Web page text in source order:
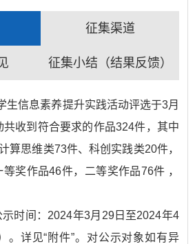
征集渠道
征集小结（结果反馈）
生信息素养提升实践活动评选于3月
共收到符合要求的作品324件，其中
算思维类73件、科创实践类20件，
奖作品46件，二等奖作品76件 ，
时间：2024年3月29日至2024年4
。详见“附件”。对公示对象如有异